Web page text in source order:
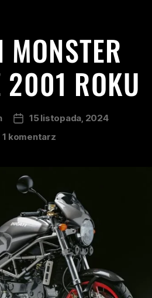
MONSTER
ROKU
15 listopada, 2024
1 komentarz